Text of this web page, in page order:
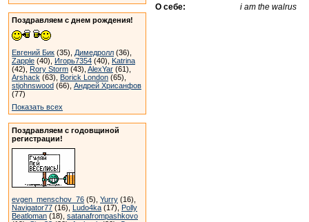
Поздравляем с днем рождения!
Евгений Бик (35), Димедролл (36),
Zapple (40), Игорь7354 (40), Katrina
(42), Rory Storm (43), AlexYar (61),
Arshack (63), Borick London (65),
stjohnswood (66), Андрей Хрисанфов
(77)
Показать всех
Поздравляем с годовщиной
регистрации!
evgen_menschov_76 (5), Yurry (16),
Navigator77 (16), Ludo4ka (17), Polly
Beatloman (18), satanafrompashkovo
О себе:
i am the walrus